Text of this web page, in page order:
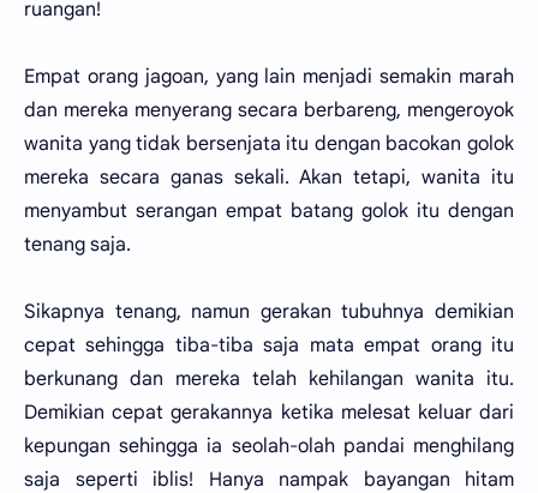
ruangan!
Empat orang jagoan, yang lain menjadi semakin marah
dan mereka menyerang secara berbareng, mengeroyok
wanita yang tidak bersenjata itu dengan bacokan golok
mereka secara ganas sekali. Akan tetapi, wanita itu
menyambut serangan empat batang golok itu dengan
tenang saja.
Sikapnya tenang, namun gerakan tubuhnya demikian
cepat sehingga tiba-tiba saja mata empat orang itu
berkunang dan mereka telah kehilangan wanita itu.
Demikian cepat gerakannya ketika melesat keluar dari
kepungan sehingga ia seolah-olah pandai menghilang
saja seperti iblis! Hanya nampak bayangan hitam